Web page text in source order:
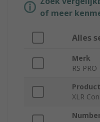
of meer
Alles
Merk
RS PRO
XLR